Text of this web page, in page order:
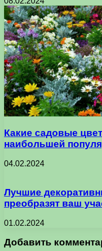
Какие садовые
наибольшей
04.02.2024
Лучшие
преобразят ваш
01.02.2024
Добавить